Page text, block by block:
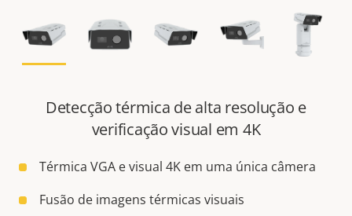
Detecção térmica de alta resolução e
verificação visual em 4K
Térmica VGA e visual 4K em uma única câmera
Fusão de imagens térmicas visuais